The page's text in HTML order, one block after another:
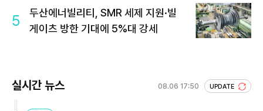
5
두산에너빌리티, SMR 세제 지원·빌
게이츠 방한 기대에 5%대 강세
실시간 뉴스 08.06 17:50 UPDATE